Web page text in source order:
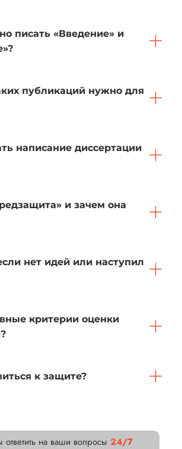
писать «Введение» и
публикаций нужно для
написание диссертации
и зачем она
нет идей или наступил
критерии оценки
к защите?
на ваши вопросы 24/7